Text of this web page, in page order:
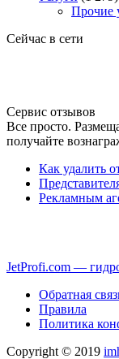
Прочие
Сейчас в сети
Сервис отзывов
Все просто.
получайте
Как удалить
Рекламным
JetProfi.com —
Обратная
Правила
Политика
Copyright © 2019